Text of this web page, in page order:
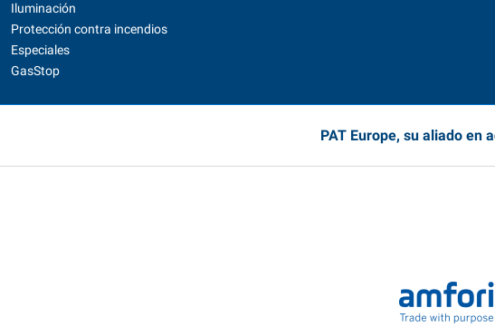
Iluminación
Protección contra incendios
Especiales
GasStop
PAT Europe, su aliado en